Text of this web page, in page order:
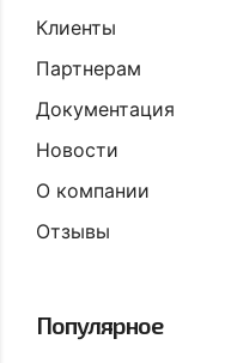
Клиенты
Партнерам
Документация
Новости
О компании
Отзывы
Популярное